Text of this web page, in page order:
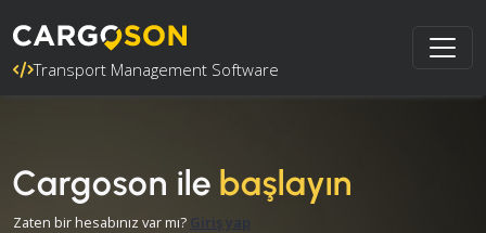
Transport Management Software
Cargoson ile başlayın
Zaten bir hesabınız var mı? Giriş yap